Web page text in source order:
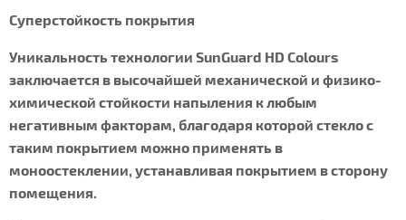
Суперстойкость покрытия
Уникальность технологии SunGuard HD Colours
заключается в высочайшей механической и физико-
химической стойкости напыления к любым
негативным факторам, благодаря которой стекло с
таким покрытием можно применять в
моноостеклении, устанавливая покрытием в сторону
помещения.